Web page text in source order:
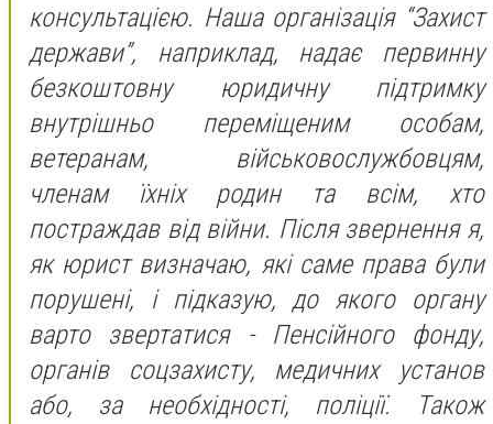
консультацією. Наша організація “Захист
держави”, наприклад, надає первинну
безкоштовну юридичну підтримку
внутрішньо переміщеним особам,
ветеранам, військовослужбовцям,
членам їхніх родин та всім, хто
постраждав від війни. Після звернення я,
як юрист визначаю, які саме права були
порушені, і підказую, до якого органу
варто звертатися - Пенсійного фонду,
органів соцзахисту, медичних установ
або, за необхідності, поліції. Також